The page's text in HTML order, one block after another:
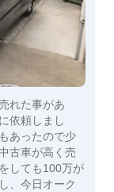
れた事があ
依頼しまし
あったので少
古車が高く売
しても100万が
、今日オーク